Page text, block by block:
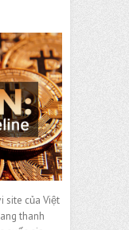
site của Việt
thanh